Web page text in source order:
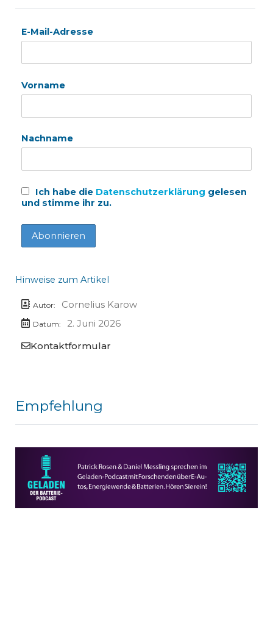
E-Mail-Adresse
Vorname
Nachname
Ich habe die Datenschutzerklärung gelesen
und stimme ihr zu.
Hinweise zum Artikel
Autor: Cornelius Karow
Datum:
2. Juni 2026
Kontaktformular
Empfehlung